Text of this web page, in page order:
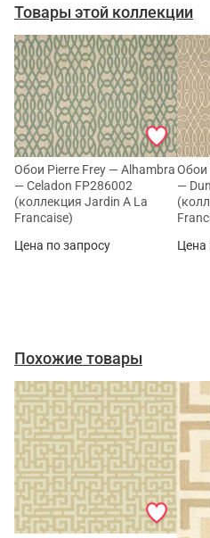
Товары этой коллекции
Обои Pierre Frey — Alhambra
— Celadon FP286002
(коллекция Jardin A La
Francaise)
Цена по запросу
Обои
—
Цена
Похожие товары